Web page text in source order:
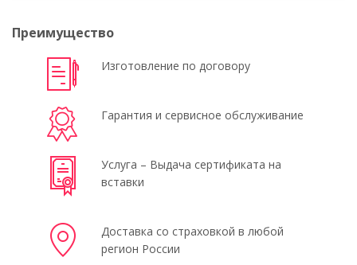
Преимущество
Изготовление по договору
Гарантия и сервисное обслуживание
Услуга – Выдача сертификата на
вставки
Доставка со страховкой в любой
регион России